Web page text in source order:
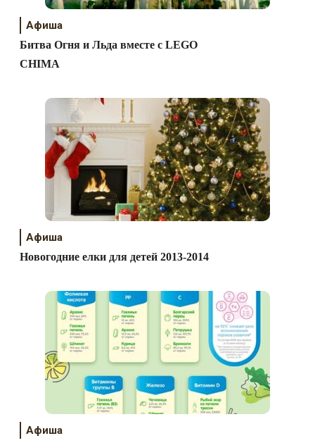
Афиша
Битва Огня и Льда вместе с LEGO
CHIMA
Афиша
Новогодние елки для детей 2013-2014
Афиша